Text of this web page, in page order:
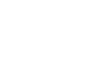
WD aantal